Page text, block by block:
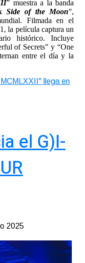
” muestra a la banda
Side of the Moon”,
Filmada en el
la película captura un
histórico. Incluye
of Secrets” y “One
entre el día y la
llega en
el G)I-
2025